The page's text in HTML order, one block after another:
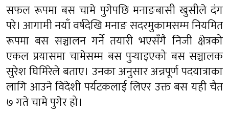
सफल रूपमा बस चामे पुगेपछि मनाङबासी खुसीले दंग
परे। आगामी नयाँ वर्षदेखि मनाङ सदरमुकामसम्म नियमित
रूपमा बस सञ्चालन गर्ने तयारी भएसँगै निजी क्षेत्रको
एकल प्रयासमा चामेसम्म बस पुर्‍याइएको बस सञ्चालक
सुरेश घिमिरेले बताए। उनका अनुसार अन्नपूर्ण पदयात्राका
लागि आउने विदेशी पर्यटकलाई लिएर उक्त बस यही चैत
७ गते चामे पुगेर हो।